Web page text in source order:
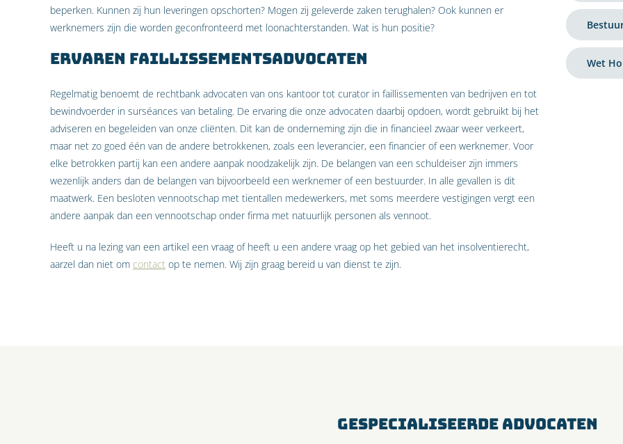
beperken. Kunnen zij hun leveringen opschorten? Mogen zij geleverde zaken terughalen? Ook kunnen er
werknemers zijn die worden geconfronteerd met loonachterstanden. Wat is hun positie?
Ervaren faillissementsadvocaten
Regelmatig benoemt de rechtbank advocaten van ons kantoor tot curator in faillissementen van bedrijven en tot
bewindvoerder in surséances van betaling. De ervaring die onze advocaten daarbij opdoen, wordt gebruikt bij het
adviseren en begeleiden van onze cliënten. Dit kan de onderneming zijn die in financieel zwaar weer verkeert,
maar net zo goed één van de andere betrokkenen, zoals een leverancier, een financier of een werknemer. Voor
elke betrokken partij kan een andere aanpak noodzakelijk zijn. De belangen van een schuldeiser zijn immers
wezenlijk anders dan de belangen van bijvoorbeeld een werknemer of een bestuurder. In alle gevallen is dit
maatwerk. Een besloten vennootschap met tientallen medewerkers, met soms meerdere vestigingen vergt een
andere aanpak dan een vennootschap onder firma met natuurlijk personen als vennoot.
Heeft u na lezing van een artikel een vraag of heeft u een andere vraag op het gebied van het insolventierecht,
aarzel dan niet om contactop te nemen. Wij zijn graag bereid u van dienst te zijn.
Wet
GESPECIALISEERDE ADVOCATEN